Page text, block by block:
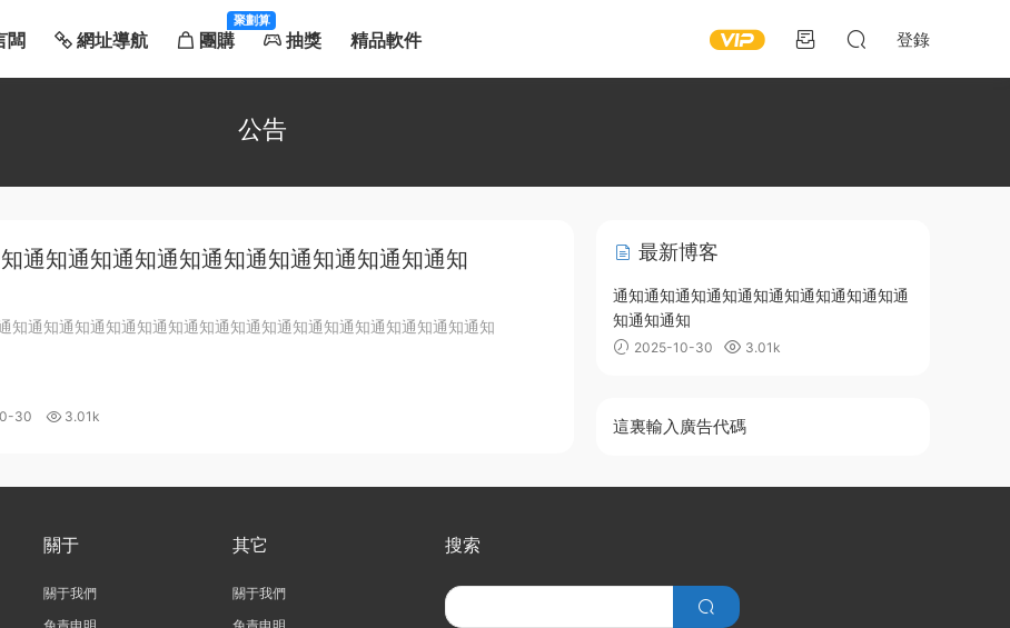
闆 網址導航 團購
聚劃算
抽獎 精品軟件 登錄
公告
通知通知通知通知通知通知通知通知通知通知
知通知通知通知通知通知通知通知通知通知通知通知通知通知通知通知
30 3.01k
最新博客
通知通知通知通知通知通知通知通知通知通
知通知通知
2025-10-30 3.01k
這裏輸入廣告代碼
關于
關于我們
其它
關于我們
搜索